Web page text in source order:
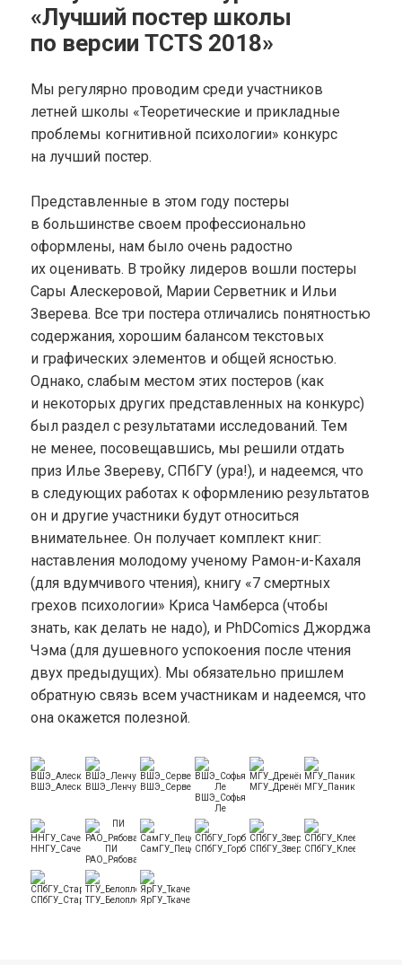
«Лучший постер школы
по версии TCTS 2018»
Мы регулярно проводим среди участников
летней школы «Теоретические и прикладные
проблемы когнитивной психологии» конкурс
на лучший постер.
Представленные в этом году постеры
в большинстве своем профессионально
оформлены, нам было очень радостно
их оценивать. В тройку лидеров вошли постеры
Сары Алескеровой, Марии Серветник и Ильи
Зверева. Все три постера отличались понятностью
содержания, хорошим балансом текстовых
и графических элементов и общей ясностью.
Однако, слабым местом этих постеров (как
и некоторых других представленных на конкурс)
был раздел с результатами исследований. Тем
не менее, посовещавшись, мы решили отдать
приз Илье Звереву, СПбГУ (ура!), и надеемся, что
в следующих работах к оформлению результатов
он и другие участники будут относиться
внимательнее. Он получает комплект книг:
наставления молодому ученому Рамон-и-Кахаля
(для вдумчивого чтения), книгу «7 смертных
грехов психологии» Криса Чамберса (чтобы
знать, как делать не надо), и PhDComics Джорджа
Чэма (для душевного успокоения после чтения
двух предыдущих). Мы обязательно пришлем
обратную связь всем участникам и надеемся, что
она окажется полезной.
ВШЭ_АлескероваВШЭ_ЛенчуковаВШЭ_Серветник
ВШЭ_Софья
Ле
МГУ_ДренёваМГУ_Паникратова
ННГУ_Сачек
ПИ
РАО_Рябова
СамГУ_ПецеваСПбГУ_ГорбатоваСПбГУ_ЗверевСПбГУ_Клеева
СПбГУ_СтародубцевТГУ_БелоплотоваЯрГУ_Ткачева